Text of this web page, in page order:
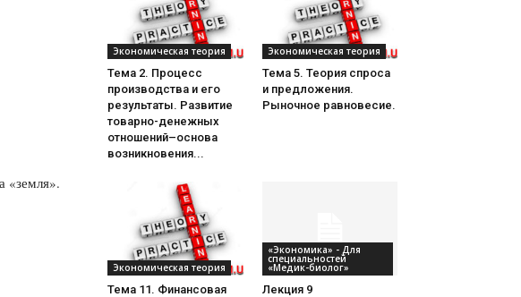
«земля».
Экономическая теория
Тема 2. Процесс
производства и его
результаты. Развитие
товарно-денежных
отношений–основа
возникновения...
Экономическая теория
Тема 5. Теория спроса
и предложения.
Рыночное равновесие.
Экономическая теория
Тема 11. Финансовая
«Экономика» - Для
специальностей
«Медик-биолог»
Лекция 9